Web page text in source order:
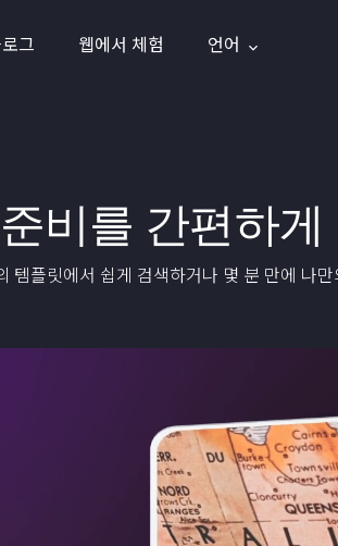
그 웹에서 체험 언어
비를 간편하게
템플릿에서 쉽게 검색하거나 몇 분 만에 나